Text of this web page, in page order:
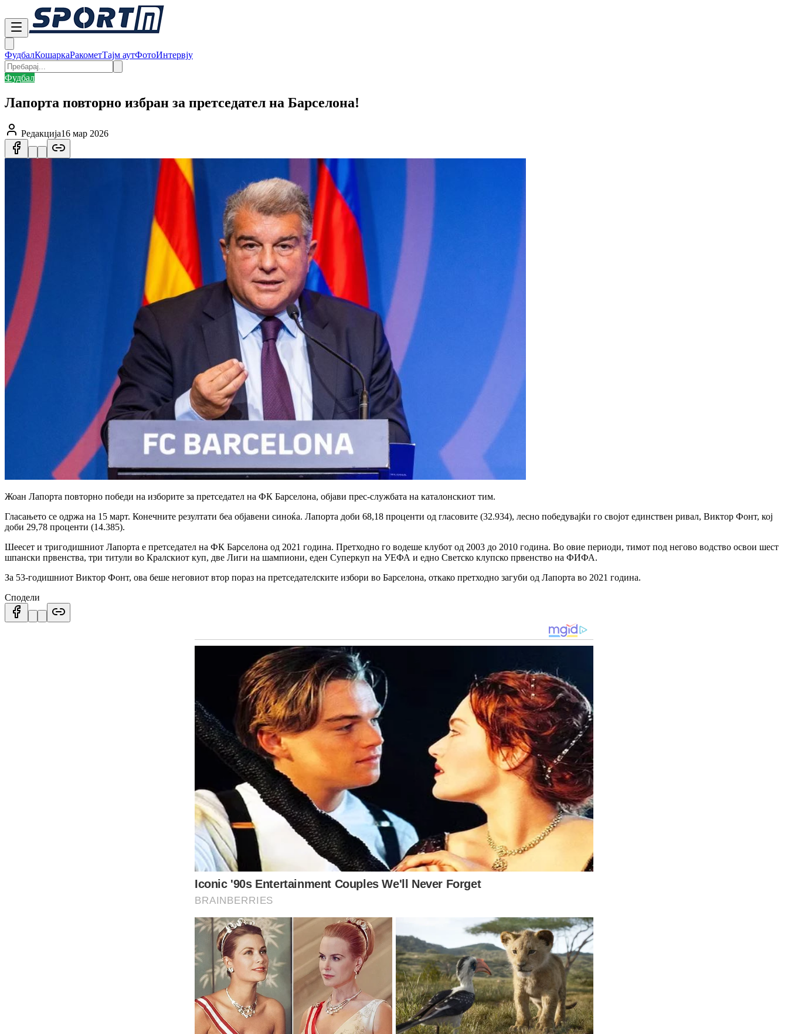
ФудбалКошаркаРакометТајм аутФотоИнтервју
Фудбал
Лапорта повторно избран за претседател на Барселона!
Редакција16 мар 2026
Жоан Лапорта повторно победи на изборите за претседател на ФК Барселона, објави прес-службата на каталонскиот тим.
Гласањето се одржа на 15 март. Конечните резултати беа објавени синоќа. Лапорта доби 68,18 проценти од гласовите (32.934), лесно победувајќи го својот единствен ривал, Виктор Фонт, кој
доби 29,78 проценти (14.385).
Шеесет и тригодишниот Лапорта е претседател на ФК Барселона од 2021 година. Претходно го водеше клубот од 2003 до 2010 година. Во овие периоди, тимот под негово водство освои шест
шпански првенства, три титули во Кралскиот куп, две Лиги на шампиони, еден Суперкуп на УЕФА и едно Светско клупско првенство на ФИФА.
За 53-годишниот Виктор Фонт, ова беше неговиот втор пораз на претседателските избори во Барселона, откако претходно загуби од Лапорта во 2021 година.
Сподели